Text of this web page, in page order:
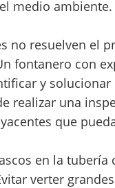
medio ambiente.
no resuelven el
fontanero con
y
realizar una
que
en la
verter